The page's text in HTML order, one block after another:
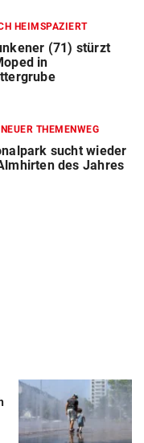
HEIMSPAZIERT
(71) stürzt
in
THEMENWEG
sucht wieder
des Jahres